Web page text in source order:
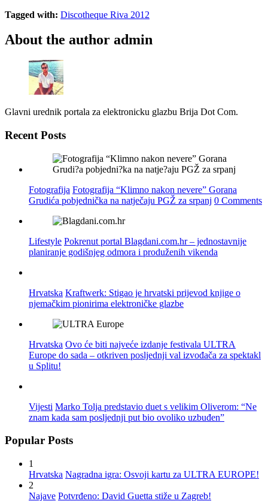
Tagged with: Discotheque Riva 2012
About the author admin
Glavni urednik portala za elektronicku glazbu Brija Dot Com.
Recent Posts
Fotografija Fotografija “Klimno nakon nevere” Gorana
Grudića pobjednička na natječaju PGŽ za srpanj 0 Comments
Lifestyle Pokrenut portal Blagdani.com.hr – jednostavnije
planiranje godišnjeg odmora i produženih vikenda
Hrvatska Kraftwerk: Stigao je hrvatski prijevod knjige o
njemačkim pionirima elektroničke glazbe
Hrvatska Ovo će biti najveće izdanje festivala ULTRA
Europe do sada – otkriven posljednji val izvođača za spektakl
u Splitu!
Vijesti Marko Tolja predstavio duet s velikim Oliverom: “Ne
znam kada sam posljednji put bio ovoliko uzbuđen”
Popular Posts
1
Hrvatska Nagradna igra: Osvoji kartu za ULTRA EUROPE!
2
Najave Potvrđeno: David Guetta stiže u Zagreb!